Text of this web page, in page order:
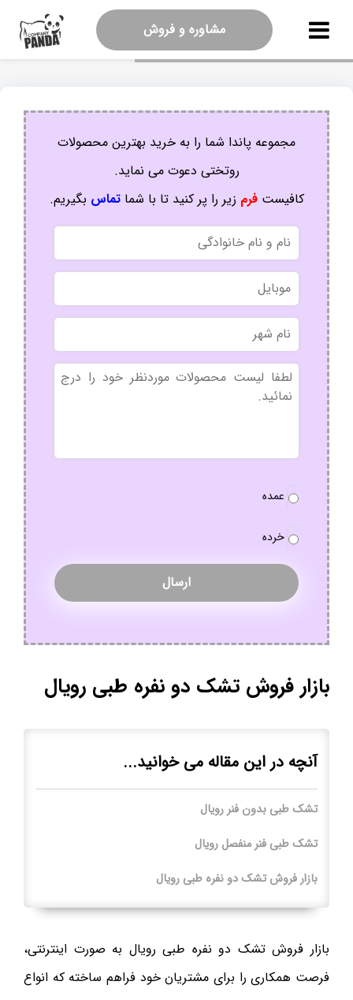
مشاوره و فروش
مجموعه پاندا شما را به خرید بهترین محصولات
روتختی دعوت می نماید.
کافیستفرم زیر را پر کنید تا با شماتماس بگیریم.
نام
و
نام
خانوادگی
موبایل
نام
شهر
بدون
عنوان
نوع
عمده
خرده
بازار فروش تشک دو نفره طبی رویال
آنچه در این مقاله می خوانید...
تشک طبی بدون فنر رویال
تشک طبی فنر منفصل رویال
بازار فروش تشک دو نفره طبی رویال
بازار فروش تشک دو نفره طبی رویال به صورت اینترنتی،
فرصت همکاری را برای مشتریان خود فراهم ساخته که انواع